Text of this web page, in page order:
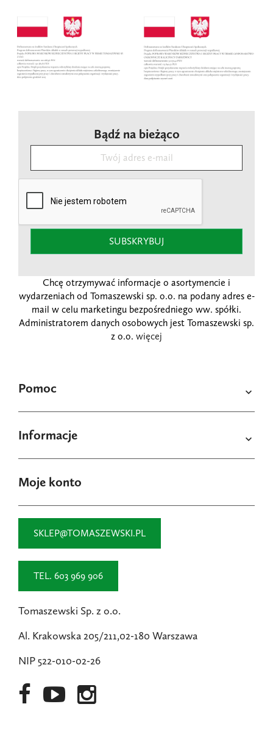
Pomoc 
Informacje 
Bądź na bieżąco
SUBSKRYBUJ
Chcę otrzymywać informacje o asortymencie i
wydarzeniach od Tomaszewski sp. o.o. na podany adres e-
mail w celu marketingu bezpośredniego ww. spółki.
Administratorem danych osobowych jest Tomaszewski sp.
z o.o. więcej
Moje konto
SKLEP@TOMASZEWSKI.PL
TEL. 603 969 906
Tomaszewski Sp. z o.o.
Al. Krakowska 205/211,02-180 Warszawa
NIP 522-010-02-26